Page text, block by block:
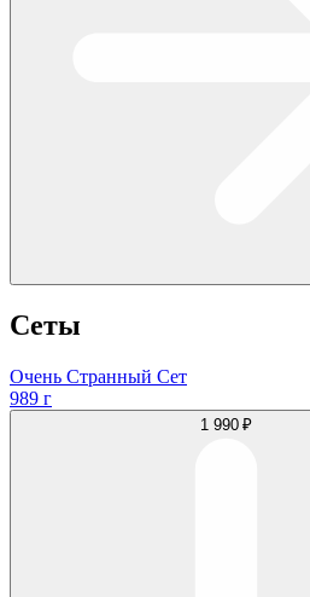
Сеты
Очень Странный Сет
989 г
1 990 ₽